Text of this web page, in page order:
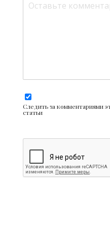
Следить за комментариями
статьи